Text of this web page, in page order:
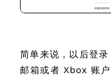
简单来说，以后登录
邮箱或者Xbox 账